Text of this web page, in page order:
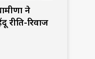
ने
रीति-रिवाज